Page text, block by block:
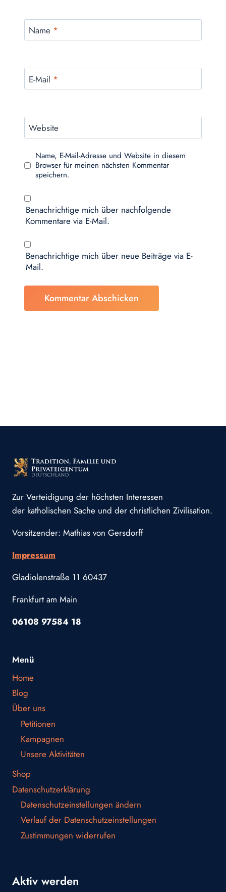
Name *
E-Mail *
Website
Name, E-Mail-Adresse und Website in diesem
Browser für meinen nächsten Kommentar
speichern.
Benachrichtige mich über nachfolgende
Kommentare via E-Mail.
Benachrichtige mich über neue Beiträge via E-
Mail.
Zur Verteidigung der höchsten Interessen
der katholischen Sache und der christlichen Zivilisation.
Vorsitzender: Mathias von Gersdorff
Impressum
Gladiolenstraße 11 60437
Frankfurt am Main
06108 97584 18
Menü
Home
Blog
Über uns
Petitionen
Kampagnen
Unsere Aktivitäten
Shop
Datenschutzerklärung
Datenschutzeinstellungen ändern
Verlauf der Datenschutzeinstellungen
Zustimmungen widerrufen
Aktiv werden